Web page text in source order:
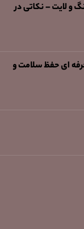
و لایت – نکاتی در
ای حفظ سلامت و